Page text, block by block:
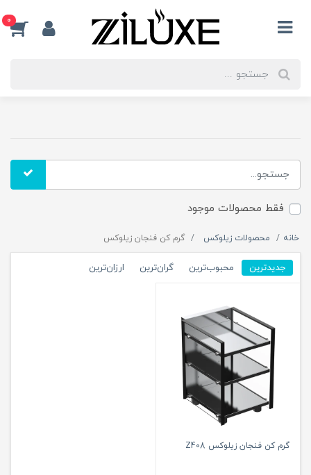
0
فقط محصولات موجود
خانه محصولات زیلوکس گرم کن فنجان زیلوکس
جدیدترین محبوب‌ترین گران‌ترین ارزان‌ترین
گرم کن فنجان زیلوکس Z408